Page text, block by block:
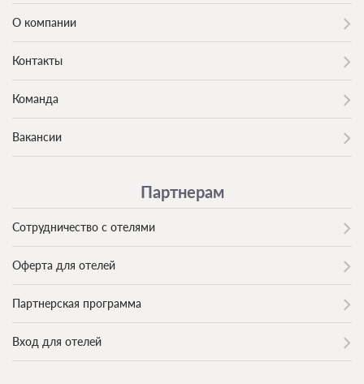
О компании
Контакты
Команда
Вакансии
Партнерам
Сотрудничество с отелями
Оферта для отелей
Партнерская программа
Вход для отелей